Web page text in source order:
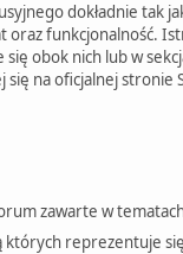
dokładnie tak
oraz funkcjonalność.
obok nich lub w
na oficjalnej stronie
zawarte w
reprezentuje się